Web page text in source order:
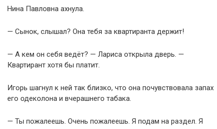
Нина Павловна ахнула.
— Сынок, слышал? Она тебя за квартиранта держит!
— А кем он себя ведёт? — Лариса открыла дверь. —
Квартирант хотя бы платит.
Игорь шагнул к ней так близко, что она почувствовала запах
его одеколона и вчерашнего табака.
— Ты пожалеешь. Очень пожалеешь. Я подам на раздел. Я